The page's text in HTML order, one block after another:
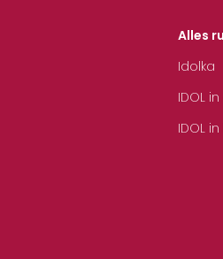
Alles
Idolka
IDOL
IDOL